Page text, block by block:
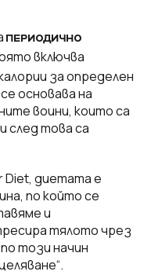
ПЕРИОДИЧНО
включва
за определен
основава на
воини, които са
след това са
Diet, диетата е
по който се
и
тялото чрез
този начин